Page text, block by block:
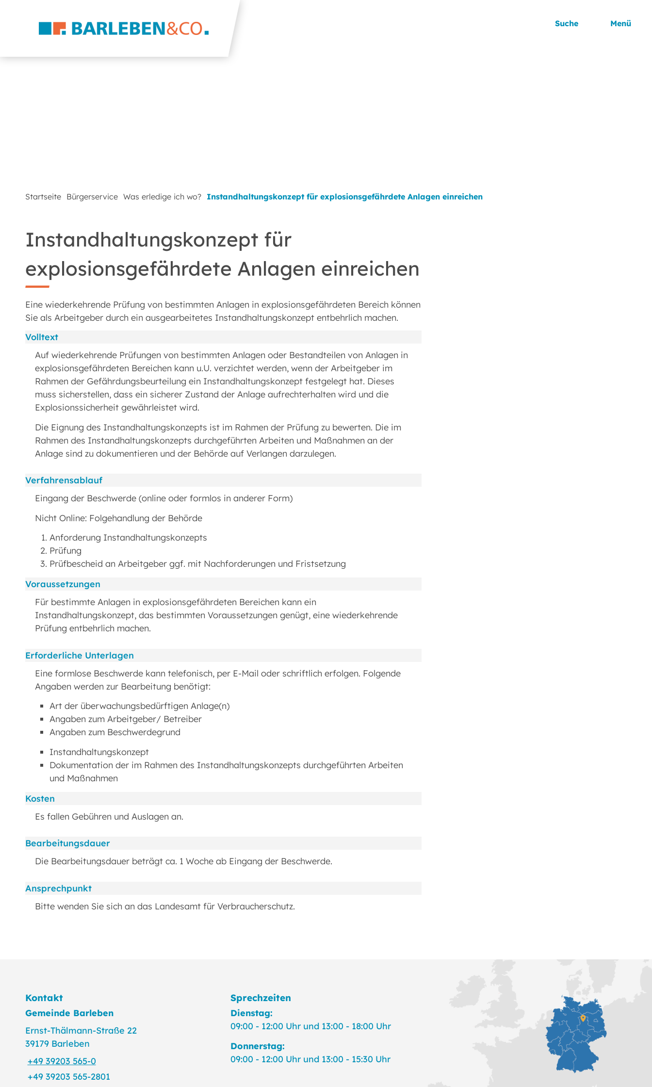
Suche Menü
Startseite Bürgerservice Was erledige ich wo? Instandhaltungskonzept für explosionsgefährdete Anlagen einreichen
Instandhaltungskonzept für
explosionsgefährdete Anlagen einreichen
Eine wiederkehrende Prüfung von bestimmten Anlagen in explosionsgefährdeten Bereich können
Sie als Arbeitgeber durch ein ausgearbeitetes Instandhaltungskonzept entbehrlich machen.
Volltext
Auf wiederkehrende Prüfungen von bestimmten Anlagen oder Bestandteilen von Anlagen in
explosionsgefährdeten Bereichen kann u.U. verzichtet werden, wenn der Arbeitgeber im
Rahmen der Gefährdungsbeurteilung ein Instandhaltungskonzept festgelegt hat. Dieses
muss sicherstellen, dass ein sicherer Zustand der Anlage aufrechterhalten wird und die
Explosionssicherheit gewährleistet wird.
Die Eignung des Instandhaltungskonzepts ist im Rahmen der Prüfung zu bewerten. Die im
Rahmen des Instandhaltungskonzepts durchgeführten Arbeiten und Maßnahmen an der
Anlage sind zu dokumentieren und der Behörde auf Verlangen darzulegen.
Verfahrensablauf
Eingang der Beschwerde (online oder formlos in anderer Form)
Nicht Online: Folgehandlung der Behörde
Anforderung Instandhaltungskonzepts
Prüfung
Prüfbescheid an Arbeitgeber ggf. mit Nachforderungen und Fristsetzung
Voraussetzungen
Für bestimmte Anlagen in explosionsgefährdeten Bereichen kann ein
Instandhaltungskonzept, das bestimmten Voraussetzungen genügt, eine wiederkehrende
Prüfung entbehrlich machen.
Erforderliche Unterlagen
Eine formlose Beschwerde kann telefonisch, per E-Mail oder schriftlich erfolgen. Folgende
Angaben werden zur Bearbeitung benötigt:
Art der überwachungsbedürftigen Anlage(n)
Angaben zum Arbeitgeber/ Betreiber
Angaben zum Beschwerdegrund
Instandhaltungskonzept
Dokumentation der im Rahmen des Instandhaltungskonzepts durchgeführten Arbeiten
und Maßnahmen
Kosten
Es fallen Gebühren und Auslagen an.
Bearbeitungsdauer
Die Bearbeitungsdauer beträgt ca. 1 Woche ab Eingang der Beschwerde.
Ansprechpunkt
Bitte wenden Sie sich an das Landesamt für Verbraucherschutz.
Kontakt
Gemeinde Barleben
Ernst-Thälmann-Straße 22
39179 Barleben
+49 39203 565-0
+49 39203 565-2801
Sprechzeiten
Dienstag:
09:00 - 12:00 Uhr und 13:00 - 18:00 Uhr
Donnerstag:
09:00 - 12:00 Uhr und 13:00 - 15:30 Uhr